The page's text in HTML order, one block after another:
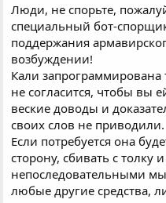
Люди, не спорьте,
специальный бот-
поддержания
возбуждении!
Кали запрограммирована
не согласится, чтобы вы
веские доводы и
своих слов не приводили.
Если потребуется она
сторону, сбивать с толку
непоследовательными
любые другие средства,